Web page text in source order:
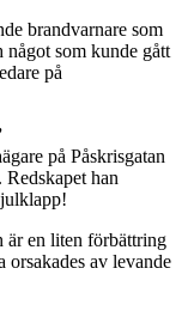
brandvarnare som
som kunde gått
på
på Påskrisgatan
han
är en liten förbättring
orsakades av levande